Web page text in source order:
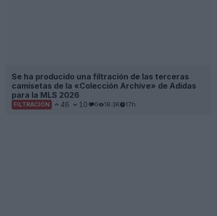
Se ha producido una filtración de las terceras
camisetas de la «Colección Archive» de Adidas
para la MLS 2026
FILTRACIÓN 46 10 0 18.3K 17h